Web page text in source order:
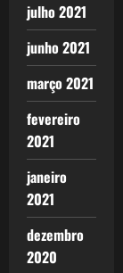
julho 2021
junho 2021
março 2021
fevereiro
2021
janeiro
2021
dezembro
2020